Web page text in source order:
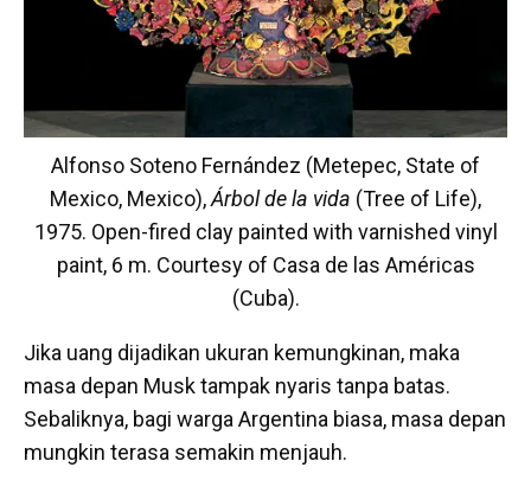
Alfonso Soteno Fernández (Metepec, State of
Mexico, Mexico),Árbol de la vida (Tree of Life),
1975. Open-fired clay painted with varnished vinyl
paint, 6 m. Courtesy of Casa de las Américas
(Cuba).
Jika uang dijadikan ukuran kemungkinan, maka
masa depan Musk tampak nyaris tanpa batas.
Sebaliknya, bagi warga Argentina biasa, masa depan
mungkin terasa semakin menjauh.